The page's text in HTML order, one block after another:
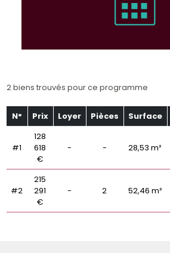
2 biens trouvés pour ce programme
N° Prix Loyer Pièces Surface
#1
128
618
€
- - 28,53 m²
#2
215
291
€
- 2 52,46 m²